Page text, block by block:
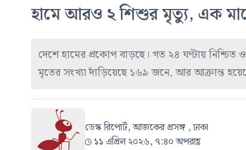
হামে আরও ২ শিশুর মৃত্যু, এক
দেশে হামের প্রকোপ বাড়ছে। গত ২৪ ঘণ্টায়
মৃতের সংখ্যা দাঁড়িয়েছে ১৬৯ জনে, আর আক্রান্ত
ডেস্ক রিপোর্ট, আজকের প্রসঙ্গ , ঢাকা
১১ এপ্রিল ২০২৬, ৭:৪০ অপরাহ্ণ